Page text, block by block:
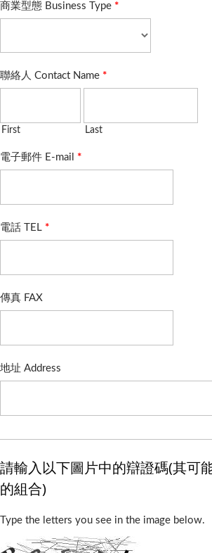
商業型態 Business Type *
聯絡人 Contact Name *
First Last
電子郵件 E-mail *
電話 TEL *
傳真 FAX
地址 Address
請輸入以下圖片中的辯證碼(其可
的組合)
Type the letters you see in the image below.